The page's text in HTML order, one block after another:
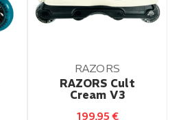
RAZORS
RAZORS Cult
Cream V3
199,95€